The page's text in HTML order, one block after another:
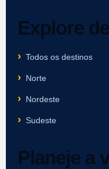
Explore
Todos os destinos
Norte
Nordeste
Sudeste
Planeje a